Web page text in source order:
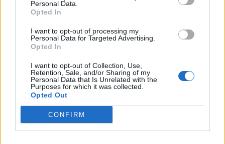
Personal Data.
Opted In
I want to opt-out of processing my
Personal Data for Targeted Advertising.
Opted In
I want to opt-out of Collection, Use,
Retention, Sale, and/or Sharing of my
Personal Data that Is Unrelated with the
Purposes for which it was collected.
Opted Out
CONFIRM
Shtuarmë18.09.2021 23:56